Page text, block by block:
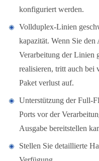
konfiguriert werden.
Vollduplex-Linien
kapazität. Wenn Sie
Verarbeitung der Linien
realisieren, tritt auch
Paket verlust auf.
Unterstützung der Full-
Ports vor der
Ausgabe bereitstellen
Stellen Sie detaillierte